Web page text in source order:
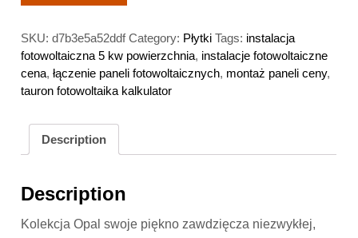
SKU:d7b3e5a52ddf Category: Płytki Tags: instalacja
fotowoltaiczna 5 kw powierzchnia, instalacje fotowoltaiczne
cena,łączenie paneli fotowoltaicznych, montaż paneli ceny,
tauron fotowoltaika kalkulator
Description
Description
Kolekcja Opal swoje piękno zawdzięcza niezwykłej,